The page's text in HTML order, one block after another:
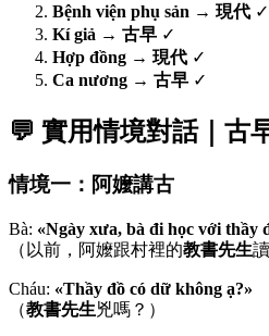
Bệnh viện phụ sản → 現代 ✓
Kí giả → 古早 ✓
Hợp đồng → 現代 ✓
Ca nương → 古早 ✓
💬 實用情境對話｜古
情境一：阿嬤講古
Bà: «Ngày xưa, bà đi học với thầy
（以前，阿嬤跟村裡的教書先生
Cháu: «Thầy đồ có dữ không ạ?»
（教書先生兇嗎？）